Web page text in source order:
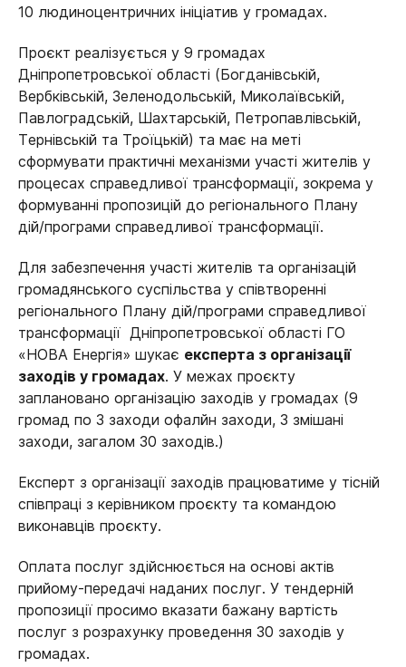
10 людиноцентричних ініціатив у громадах.
Проєкт реалізується у 9 громадах
Дніпропетровської області (Богданівській,
Вербківській, Зеленодольській, Миколаївській,
Павлоградській, Шахтарській, Петропавлівській,
Тернівській та Троїцькій) та має на меті
сформувати практичні механізми участі жителів у
процесах справедливої трансформації, зокрема у
формуванні пропозицій до регіонального Плану
дій/програми справедливої трансформації.
Для забезпечення участі жителів та організацій
громадянського суспільства у співтворенні
регіонального Плану дій/програми справедливої
трансформації Дніпропетровської області ГО
«НОВА Енергія» шукає експерта з організації
заходів у громадах. У межах проєкту
заплановано організацію заходів у громадах (9
громад по 3 заходи офалйн заходи, 3 змішані
заходи, загалом 30 заходів.)
Експерт з організації заходів працюватиме у тісній
співпраці з керівником проєкту та командою
виконавців проєкту.
Оплата послуг здійснюється на основі актів
прийому-передачі наданих послуг. У тендерній
пропозиції просимо вказати бажану вартість
послуг з розрахунку проведення 30 заходів у
громадах.